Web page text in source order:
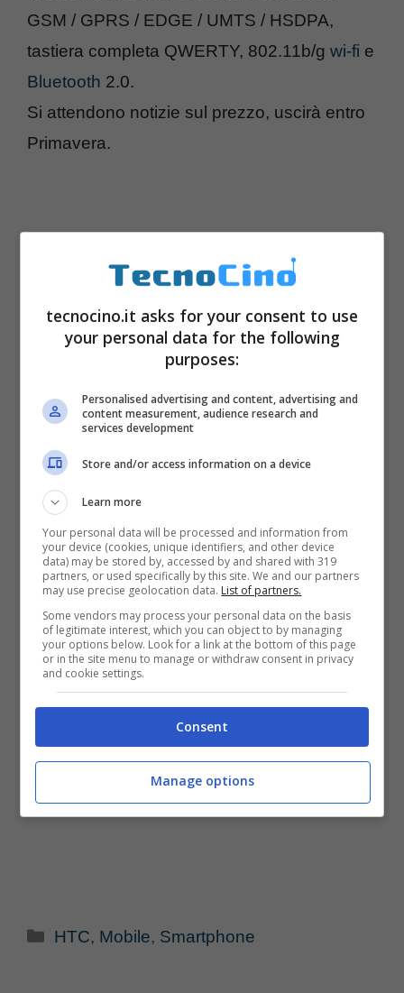
GSM / GPRS / EDGE / UMTS / HSDPA,
tastiera completa QWERTY, 802.11b/g wi-fi e
Bluetooth 2.0.
Si attendono notizie sul prezzo, uscirà entro
Primavera.
Categorie
HTC, Mobile, Smartphone
tecnocino.it asks for your consent to use
your personal data for the following
purposes:
Personalised advertising and content, advertising and
content measurement, audience research and
services development
Store and/or access information on a device
Learn more
Your personal data will be processed and information from
your device (cookies, unique identifiers, and other device
data) may be stored by, accessed by and shared with 319
partners, or used specifically by this site. We and our partners
may use precise geolocation data. List of partners.
Some vendors may process your personal data on the basis
of legitimate interest, which you can object to by managing
your options below. Look for a link at the bottom of this page
or in the site menu to manage or withdraw consent in privacy
and cookie settings.
Consent
Manage options